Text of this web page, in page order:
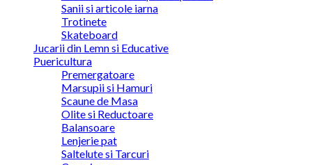
Sanii si articole iarna
Trotinete
Skateboard
Jucarii din Lemn si Educative
Puericultura
Premergatoare
Marsupii si Hamuri
Scaune de Masa
Olite si Reductoare
Balansoare
Lenjerie pat
Saltelute si Tarcuri